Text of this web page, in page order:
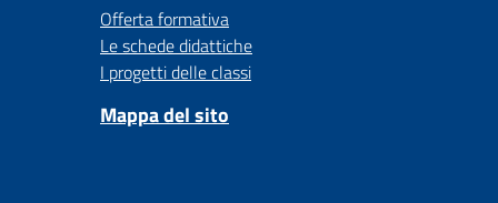
Offerta formativa
Le schede didattiche
I progetti delle classi
Mappa del sito